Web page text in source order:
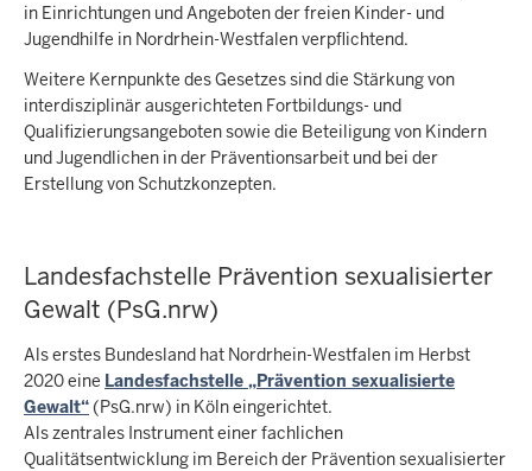
in Einrichtungen und Angeboten der freien Kinder- und
Jugendhilfe in Nordrhein-Westfalen verpflichtend.
Weitere Kernpunkte des Gesetzes sind die Stärkung von
interdisziplinär ausgerichteten Fortbildungs- und
Qualifizierungsangeboten sowie die Beteiligung von Kindern
und Jugendlichen in der Präventionsarbeit und bei der
Erstellung von Schutzkonzepten.
Landesfachstelle Prävention sexualisierter
Gewalt (PsG.nrw)
Als erstes Bundesland hat Nordrhein-Westfalen im Herbst
2020 eine Landesfachstelle „Prävention sexualisierte
Gewalt“(PsG.nrw) in Köln eingerichtet.
Als zentrales Instrument einer fachlichen
Qualitätsentwicklung im Bereich der Prävention sexualisierter